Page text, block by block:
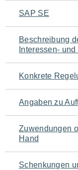
Navigation
für
den
SAP SE
Beschreibung
Interessen-
Konkrete
Angaben zu
Zuwendungen
Hand
Schenkungen